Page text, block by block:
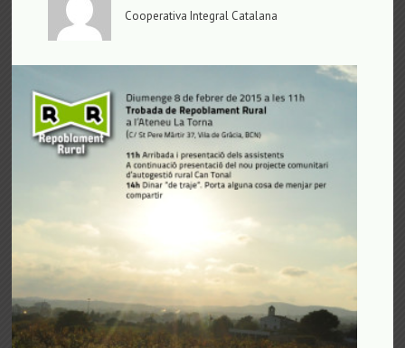
Cooperativa Integral Catalana